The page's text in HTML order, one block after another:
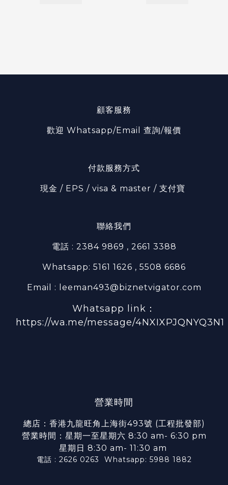
顧客服務
歡迎 Whatsapp/Email 查詢/報價
付款服務方式
現金 / EPS / visa & master / 支付寶
聯絡我們
電話 : 2384 9869 , 2661 3388
Whatsapp: 5161 1626 , 5508 6686
Email : leeman493@biznetvigator.com
Whatsapp link：
https://wa.me/message/4NXIXPJQNYQ3N1
營業時間
總店：香港九龍旺角上海街493號 (工程批發部)
營業時間：星期一至星期六 8:30 am- 6:30 pm
星期日 8:30 am- 11:30 am
電話 : 2626 0263 Whatsapp: 5988 1882